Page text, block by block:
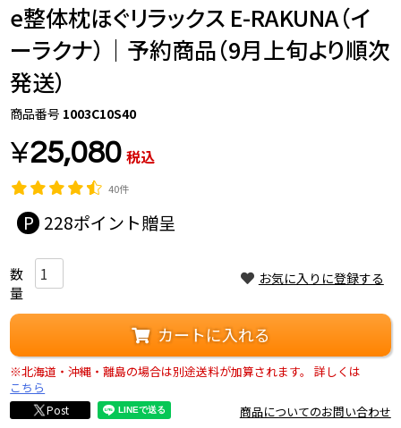
e整体枕ほぐリラックス E-RAKUNA（イ
ーラクナ）｜予約商品（9月上旬より順次
発送）
商品番号 1003C10S40
¥25,080 税込
40件
228
お気に入りに登録する
カートに入れる
※北海道・沖縄・離島の場合は別途送料が加算されます。
詳しくは
こちら
商品についてのお問い合わせ
Post